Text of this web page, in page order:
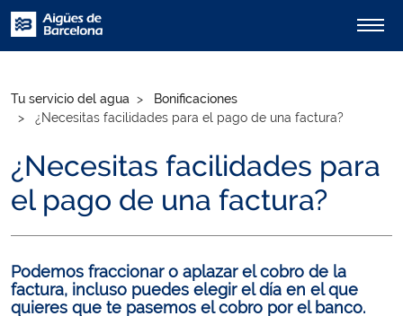
Tu servicio del agua
Bonificaciones
¿Necesitas facilidades para el pago de una factura?
¿Necesitas facilidades para
el pago de una factura?
Podemos fraccionar o aplazar el cobro de la
factura, incluso puedes elegir el día en el que
quieres que te pasemos el cobro por el banco.